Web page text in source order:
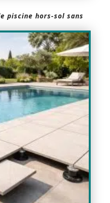
piscine hors-sol sans